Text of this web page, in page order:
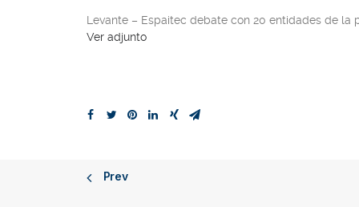
Levante – Espaitec debate con 20 entidades de
Ver adjunto
Prev